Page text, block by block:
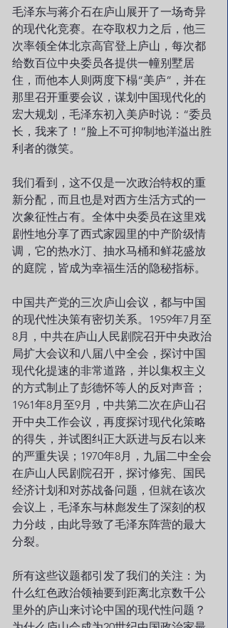
毛泽东与蒋介石在庐山展开了一场奇异
的现代化竞赛。在夺取权力之后，他三
次率领全体北京高官登上庐山，每次都
给数百位中央委员各提供一幢别墅居
住，而他本人则两度下榻“美庐”，并在
那里召开重要会议，谋划中国现代化的
宏大规划，毛泽东初入美庐时说：“委员
长，我来了！”脸上不可抑制地洋溢出胜
利者的微笑。
我们看到，这不仅是一次政治特权的重
新分配，而且也是对西方生活方式的一
次象征性占有。全体中央委员在这里戏
剧性地分享了西式家园里的中产阶级情
调，它的热水汀、抽水马桶和鲜花盛放
的庭院，皆成为幸福生活的隐秘指标。
中国共产党的三次庐山会议，都与中国
的现代性决策有密切关系。1959年7月至
8月，中共在庐山人民剧院召开中央政治
局扩大会议和八届八中全会，探讨中国
现代化提速的非常道路，并以集权主义
的方式制止了彭德怀等人的反对声音；
1961年8月至9月，中共第二次在庐山召
开中央工作会议，再度探讨现代化策略
的得失，并试图纠正大跃进与反右以来
的严重失误；1970年8月，九届二中全会
在庐山人民剧院召开，探讨修宪、国民
经济计划和对苏战备问题，但就在该次
会议上，毛泽东与林彪发生了深刻的权
力分歧，由此导致了毛泽东阵营的最大
分裂。
所有这些议题都引发了我们的关注：为
什么红色政治领袖要到距离北京数千公
里外的庐山来讨论中国的现代性问题？